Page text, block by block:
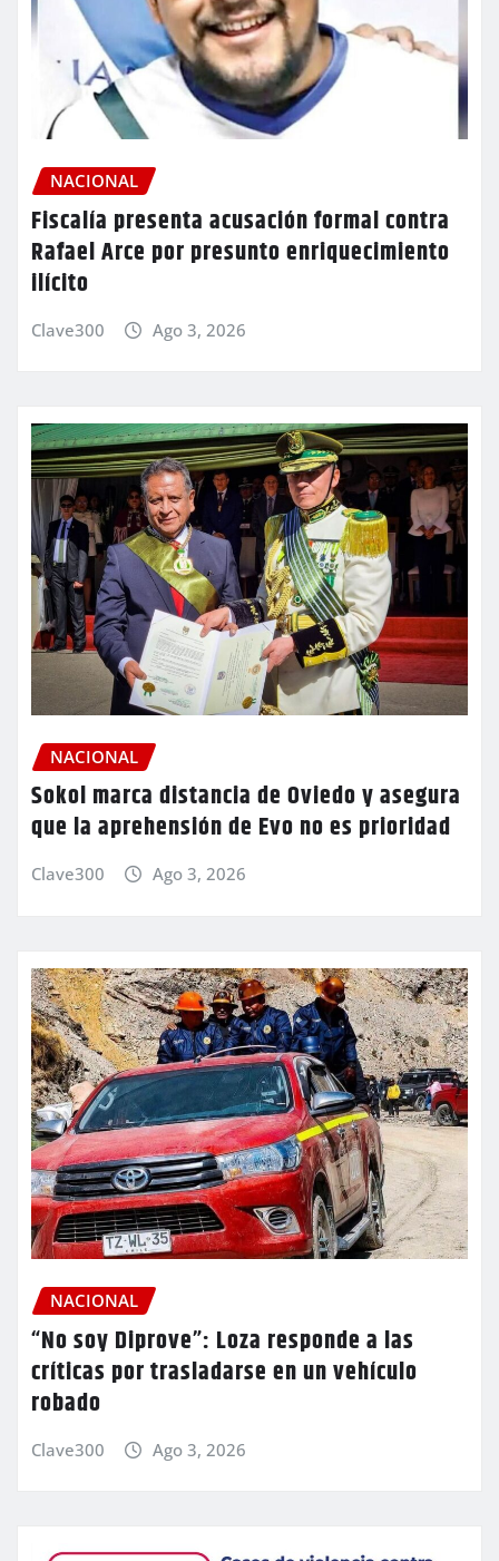
NACIONAL
Fiscalía presenta acusación formal contra
Rafael Arce por presunto enriquecimiento
ilícito
Clave300 Ago 3, 2026
NACIONAL
Sokol marca distancia de Oviedo y asegura
que la aprehensión de Evo no es prioridad
Clave300 Ago 3, 2026
NACIONAL
“No soy Diprove”: Loza responde a las
críticas por trasladarse en un vehículo
robado
Clave300 Ago 3, 2026